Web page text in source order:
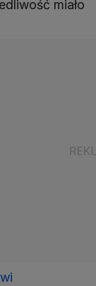
miało